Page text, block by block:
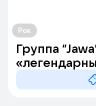
Рок
Группа
Газа» (г.